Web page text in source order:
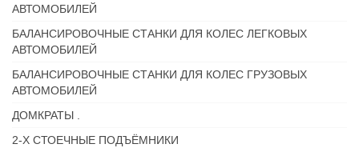
АВТОМОБИЛЕЙ
БАЛАНСИРОВОЧНЫЕ СТАНКИ ДЛЯ КОЛЕС ЛЕГКОВЫХ
АВТОМОБИЛЕЙ
БАЛАНСИРОВОЧНЫЕ СТАНКИ ДЛЯ КОЛЕС ГРУЗОВЫХ
АВТОМОБИЛЕЙ
ДОМКРАТЫ .
2-Х СТОЕЧНЫЕ ПОДЪЁМНИКИ